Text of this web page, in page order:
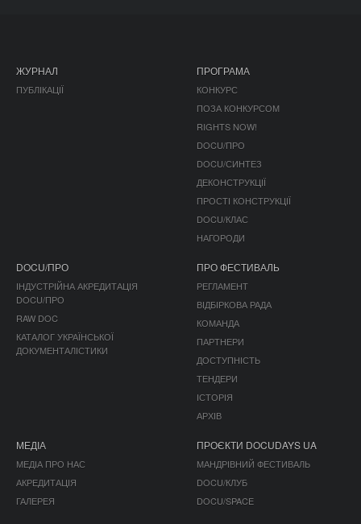
ЖУРНАЛ
ПУБЛІКАЦІЇ
ПРОГРАМА
КОНКУРС
ПОЗА КОНКУРСОМ
RIGHTS NOW!
DOCU/ПРО
DOCU/СИНТЕЗ
ДЕКОНСТРУКЦІЇ
ПРОСТІ КОНСТРУКЦІЇ
DOCU/КЛАС
НАГОРОДИ
DOCU/ПРО
ІНДУСТРІЙНА АКРЕДИТАЦІЯ
DOCU/ПРО
RAW DOC
КАТАЛОГ УКРАЇНСЬКОЇ
ДОКУМЕНТАЛІСТИКИ
ПРО ФЕСТИВАЛЬ
РЕГЛАМЕНТ
ВІДБІРКОВА РАДА
КОМАНДА
ПАРТНЕРИ
ДОСТУПНІСТЬ
ТЕНДЕРИ
ІСТОРІЯ
АРХІВ
МЕДІА
МЕДІА ПРО НАС
АКРЕДИТАЦІЯ
ГАЛЕРЕЯ
ПРОЄКТИ DOCUDAYS UA
МАНДРІВНИЙ ФЕСТИВАЛЬ
DOCU/КЛУБ
DOCU/SPACE